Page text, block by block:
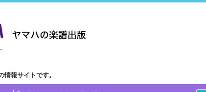
情報サイトです。